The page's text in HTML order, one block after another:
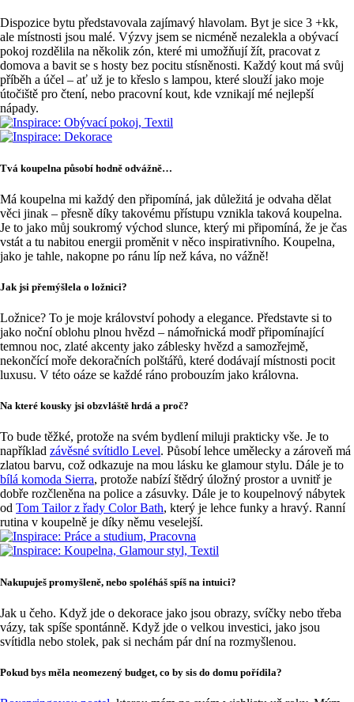
Dispozice bytu představovala zajímavý hlavolam. Byt je sice 3 +kk,
ale místnosti jsou malé. Výzvy jsem se nicméně nezalekla a obývací
pokoj rozdělila na několik zón, které mi umožňují žít, pracovat z
domova a bavit se s hosty bez pocitu stísněnosti. Každý kout má svůj
příběh a účel – ať už je to křeslo s lampou, které slouží jako moje
útočiště pro čtení, nebo pracovní kout, kde vznikají mé nejlepší
nápady.
Tvá koupelna působí hodně odvážně…
Má koupelna mi každý den připomíná, jak důležitá je odvaha dělat
věci jinak – přesně díky takovému přístupu vznikla taková koupelna.
Je to jako můj soukromý východ slunce, který mi připomíná, že je čas
vstát a tu nabitou energii proměnit v něco inspirativního. Koupelna,
jako je tahle, nakopne po ránu líp než káva, no vážně!
Jak jsi přemýšlela o ložnici?
Ložnice? To je moje království pohody a elegance. Představte si to
jako noční oblohu plnou hvězd – námořnická modř připomínající
temnou noc, zlaté akcenty jako záblesky hvězd a samozřejmě,
nekončící moře dekoračních polštářů, které dodávají místnosti pocit
luxusu. V této oáze se každé ráno probouzím jako královna.
Na které kousky jsi obzvláště hrdá a proč?
To bude těžké, protože na svém bydlení miluji prakticky vše. Je to
například závěsné svítidlo Level. Působí lehce umělecky a zároveň má
zlatou barvu, což odkazuje na mou lásku ke glamour stylu. Dále je to
bílá komoda Sierra, protože nabízí štědrý úložný prostor a uvnitř je
dobře rozčleněna na police a zásuvky. Dále je to koupelnový nábytek
od Tom Tailor z řady Color Bath, který je lehce funky a hravý. Ranní
rutina v koupelně je díky němu veselejší.
Nakupuješ promyšleně, nebo spoléháš spíš na intuici?
Jak u čeho. Když jde o dekorace jako jsou obrazy, svíčky nebo třeba
vázy, tak spíše spontánně. Když jde o velkou investici, jako jsou
svítidla nebo stolek, pak si nechám pár dní na rozmyšlenou.
Pokud bys měla neomezený budget, co by sis do domu pořídila?